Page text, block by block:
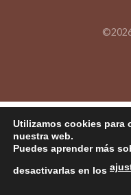
Utilizamos cookies para
nuestra web.
Puedes aprender más
desactivarlas en los